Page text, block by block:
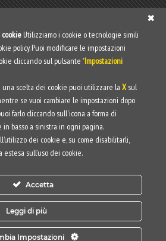
Utilizziamo i cookie o tecnologie simili
policy. Puoi modificare le impostazioni
cliccando sul pulsante "Impostazioni
una scelta dei cookie puoi utilizzare la Xsul
se vuoi cambiare le impostazioni dopo
farlo cliccando sull'icona a forma di
in basso a sinistra in ogni pagina.
dei cookie e, su come disabilitarli,
sull’uso dei cookie.
Accetta
Leggi di più
Impostazioni